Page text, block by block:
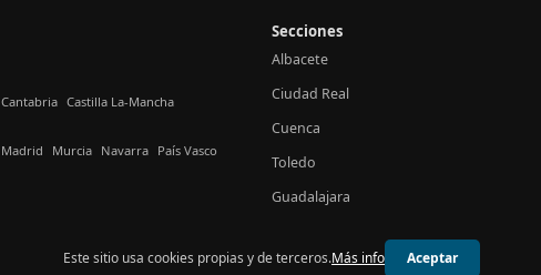
Cantabria Castilla La-Mancha
Madrid Murcia Navarra País Vasco
Secciones
Albacete
Ciudad Real
Cuenca
Toledo
Guadalajara
© 2026 24h Castilla-La Mancha
Este sitio usa cookies propias y de terceros.Más info Aceptar